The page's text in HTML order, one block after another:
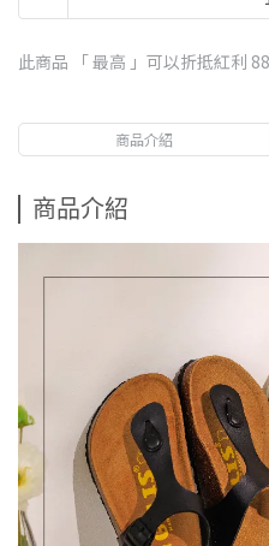
此商品 「 最高 」可以折抵紅利
商品介紹
商品介紹